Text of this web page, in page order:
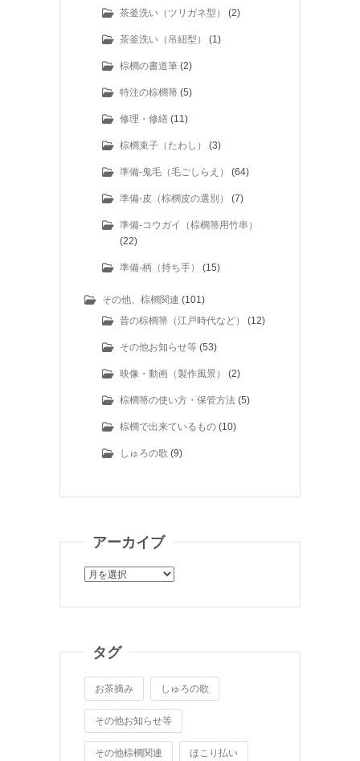
茶釜洗い（ツリガネ型） (2)
茶釜洗い（吊紐型） (1)
棕櫚の書道筆 (2)
特注の棕櫚箒 (5)
修理・修繕 (11)
棕櫚束子（たわし） (3)
準備-鬼毛（毛ごしらえ） (64)
準備-皮（棕櫚皮の選別） (7)
準備-コウガイ（棕櫚箒用竹串）
(22)
準備-柄（持ち手） (15)
その他、棕櫚関連 (101)
昔の棕櫚箒（江戸時代など）
(12)
その他お知らせ等 (53)
映像・動画（製作風景） (2)
棕櫚箒の使い方・保管方法 (5)
棕櫚で出来ているもの (10)
しゅろの歌 (9)
アーカイブ
ア
カ
タグ
お茶摘み しゅろの歌
その他お知らせ等
その他棕櫚関連 ほこり払い